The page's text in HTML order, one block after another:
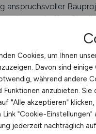
anspruchsvoller
how schaffen Sie
Gebäude- und
innovative
Planung über
Gebäude mit
komplexe
von Trafostationen,
Cookies, um Ihnen
Davon sind
während andere
Funktionen anzubieten.
"Alle akzeptieren"
"Cookie-
jederzeit nachträglich